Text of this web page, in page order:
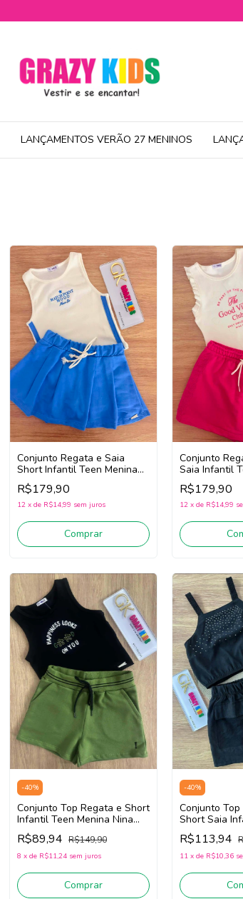
LANÇAMENTOS VERÃO 27 MENINOS
Conjunto Regata e Saia
Short Infantil Teen Menina
Nina Go! 2263033 (Off
White/Azul)
R$179,90
12 x de R$14,99 sem juros
Comprar
Conjunto
Saia Infantil
Nina Go!
White/Pink)
R$179,90
12 x de R$14,99
-40%
Conjunto Top Regata e Short
Infantil Teen Menina Nina
Go! 2254012 (Preto/Verde)
R$89,94 R$149,90
8 x de R$11,24 sem juros
Comprar
-40%
Conjunto Top
Short Saia
Menina Nina
(Preto)
R$113,94
11 x de R$10,36